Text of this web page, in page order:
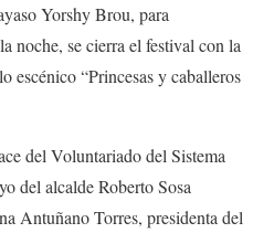
Yorshy Brou, para
noche, se cierra el festival con la
escénico “Princesas y caballeros
del Voluntariado del Sistema
del alcalde Roberto Sosa
Antuñano Torres, presidenta del